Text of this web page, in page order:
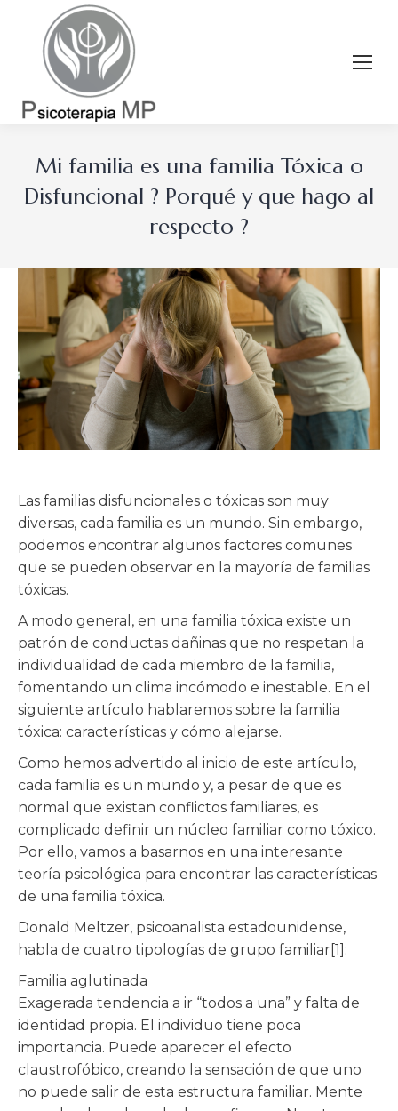
Mi familia es una familia Tóxica o
Disfuncional ? Porqué y que hago al
respecto ?
Las familias disfuncionales o tóxicas son muy
diversas, cada familia es un mundo. Sin embargo,
podemos encontrar algunos factores comunes
que se pueden observar en la mayoría de familias
tóxicas.
A modo general, en una familia tóxica existe un
patrón de conductas dañinas que no respetan la
individualidad de cada miembro de la familia,
fomentando un clima incómodo e inestable. En el
siguiente artículo hablaremos sobre la familia
tóxica: características y cómo alejarse.
Como hemos advertido al inicio de este artículo,
cada familia es un mundo y, a pesar de que es
normal que existan conflictos familiares, es
complicado definir un núcleo familiar como tóxico.
Por ello, vamos a basarnos en una interesante
teoría psicológica para encontrar las características
de una familia tóxica.
Donald Meltzer, psicoanalista estadounidense,
habla de cuatro tipologías de grupo familiar[1]:
Familia aglutinada
Exagerada tendencia a ir “todos a una” y falta de
identidad propia. El individuo tiene poca
importancia. Puede aparecer el efecto
claustrofóbico, creando la sensación de que uno
no puede salir de esta estructura familiar. Mente